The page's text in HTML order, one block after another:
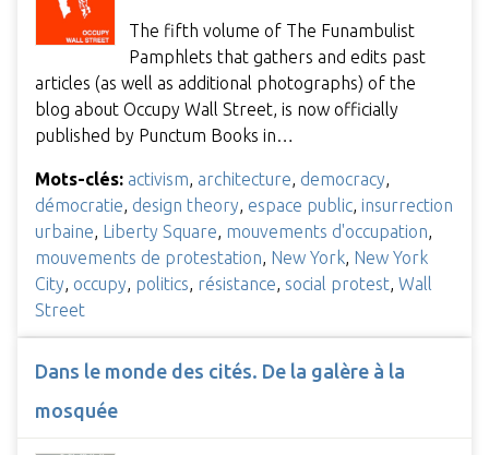
The fifth volume of The Funambulist
Pamphlets that gathers and edits past
articles (as well as additional photographs) of the
blog about Occupy Wall Street, is now officially
published by Punctum Books in…
Mots-clés: activism, architecture, democracy,
démocratie, design theory, espace public, insurrection
urbaine, Liberty Square, mouvements d'occupation,
mouvements de protestation, New York, New York
City, occupy, politics, résistance, social protest, Wall
Street
Dans le monde des cités. De la galère à la
mosquée